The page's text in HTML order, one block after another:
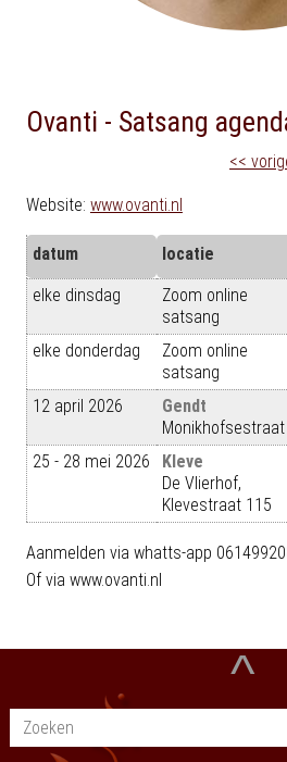
Ovanti - Satsang
<<
Website: www.ovanti.nl
datum locatie
elke dinsdag
Zoom online
satsang
elke donderdag
Zoom online
satsang
12 april 2026
Gendt
25 - 28 mei 2026
Kleve
De Vlierhof,
Klevestraat 115
Aanmelden via whatts-app
Of via www.ovanti.nl
^